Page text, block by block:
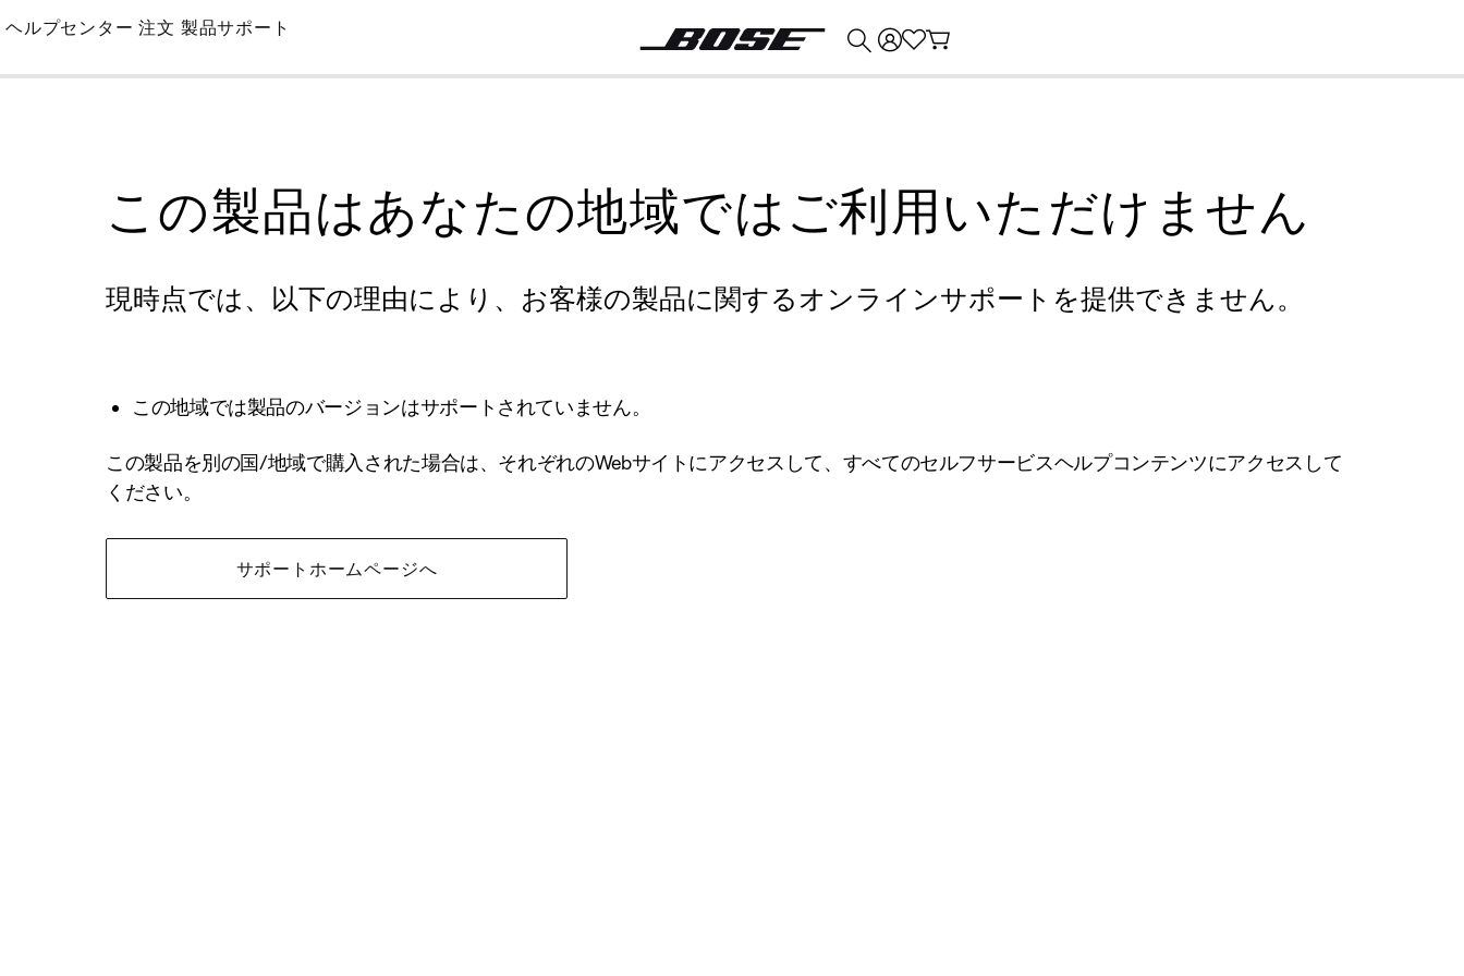
Skip
Main
ヘルプセンター 注文 製品サポート
この製品はあなたの地域ではご利用いただけません
現時点では、以下の理由により、お客様の製品に関するオンラインサポートを提供できません。
この地域では製品のバージョンはサポートされていません。
この製品を別の国/地域で購入された場合は、それぞれのWebサイトにアクセスして、すべてのセルフサービスヘルプコンテンツにアクセスして
ください。
サポートホームページへ